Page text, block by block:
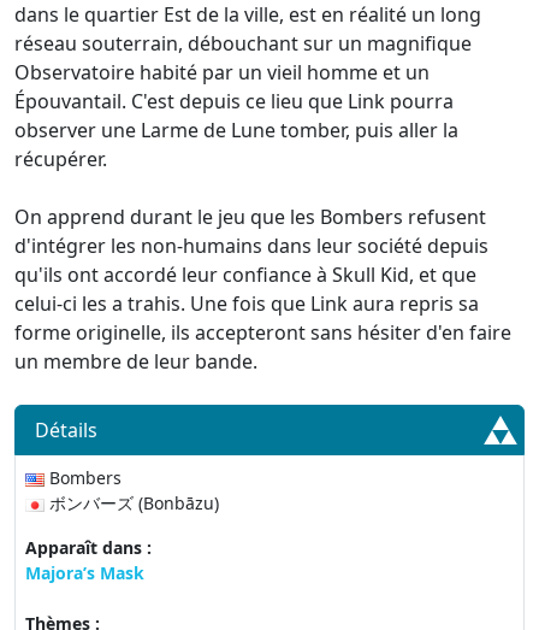
dans le quartier Est de la ville, est en réalité un long
réseau souterrain, débouchant sur un magnifique
Observatoire habité par un vieil homme et un
Épouvantail. C'est depuis ce lieu que Link pourra
observer une Larme de Lune tomber, puis aller la
récupérer.
On apprend durant le jeu que les Bombers refusent
d'intégrer les non-humains dans leur société depuis
qu'ils ont accordé leur confiance à Skull Kid, et que
celui-ci les a trahis. Une fois que Link aura repris sa
forme originelle, ils accepteront sans hésiter d'en faire
un membre de leur bande.
Détails
Bombers
ボンバーズ (Bonbāzu)
Apparaît dans :
Majora’s Mask
Thèmes :